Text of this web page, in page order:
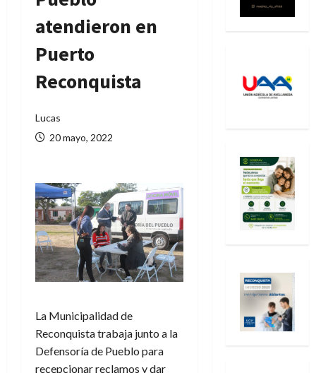
atendieron en
Puerto
Reconquista
Lucas
20 mayo, 2022
La Municipalidad de
Reconquista trabaja junto a la
Defensoría de Pueblo para
recepcionar reclamos y dar